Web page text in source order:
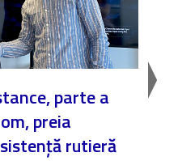
parte a
preia
rutieră